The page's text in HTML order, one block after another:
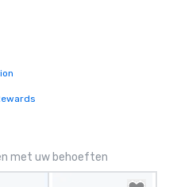
met uw behoeften